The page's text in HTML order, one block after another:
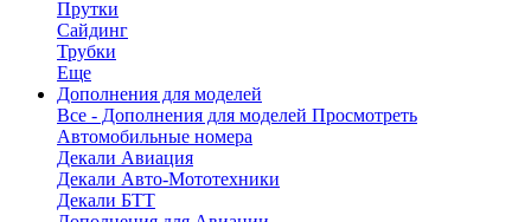
Прутки
Сайдинг
Трубки
Еще
Дополнения для моделей
Все - Дополнения для моделей Просмотреть
Автомобильные номера
Декали Авиация
Декали Авто-Мототехники
Декали БТТ